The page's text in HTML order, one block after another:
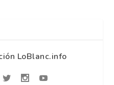
LoBlanc.info